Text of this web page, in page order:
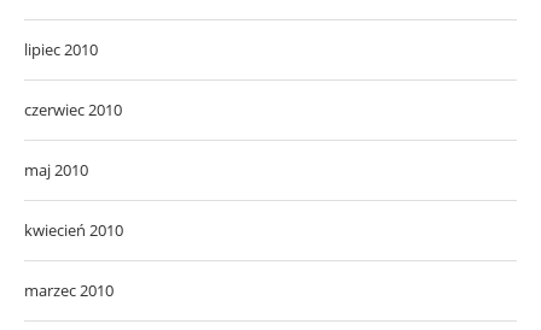
lipiec 2010
czerwiec 2010
maj 2010
kwiecień 2010
marzec 2010